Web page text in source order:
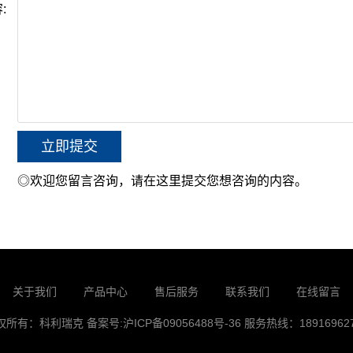
:
◎欢迎您留言咨询，请在这里提交您想咨询的内容。
关于我们 产品中心 售后服务 联系我们 在线留言
所有：科利瑞克 备案号:沪ICP备09056488号-36 服务热线：